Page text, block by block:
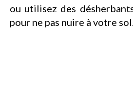
ou utilisez des
pour ne pas nuire à votre